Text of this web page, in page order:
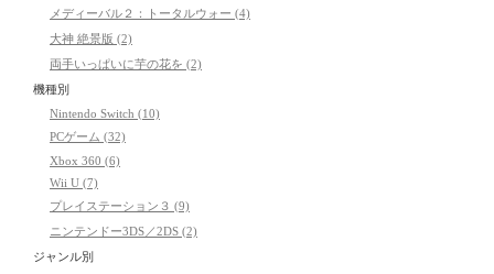
メディーバル２：トータルウォー (4)
大神 絶景版 (2)
両手いっぱいに芋の花を (2)
機種別
Nintendo Switch (10)
PCゲーム (32)
Xbox 360 (6)
Wii U (7)
プレイステーション３ (9)
ニンテンドー3DS／2DS (2)
ジャンル別